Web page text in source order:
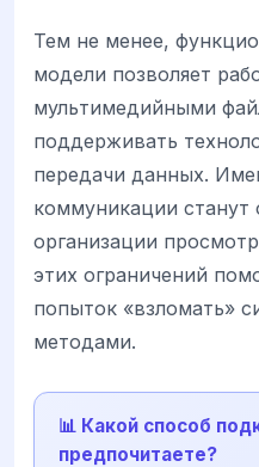
Тем не менее,
модели позволяет
мультимедийными
поддерживать
передачи данных.
коммуникации станут
организации
этих ограничений
попыток «взломать»
методами.
📊 Какой способ
предпочитаете?